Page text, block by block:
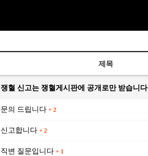
제목
쟁혈 신고는 쟁혈게시판에 공개로만 받습니다
문의 드립니다 + 2
신고합니다 + 2
직변 질문입니다 + 1